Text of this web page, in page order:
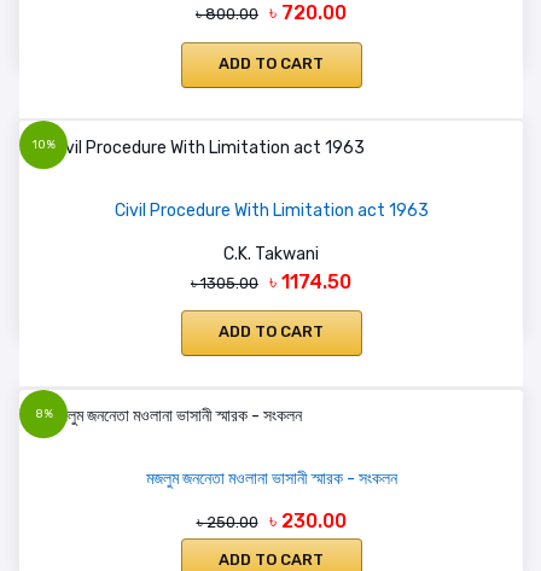
৳ 800.00 ৳ 720.00
ADD TO CART
10%
Civil Procedure With Limitation act 1963
C.K. Takwani
৳ 1305.00 ৳ 1174.50
ADD TO CART
8%
মজলুম জননেতা মওলানা ভাসানী স্মারক - সংকলন
৳ 250.00 ৳ 230.00
ADD TO CART